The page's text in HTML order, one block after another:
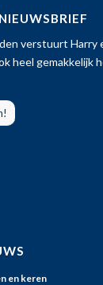
verstuurt Harry
heel gemakkelijk
en keren